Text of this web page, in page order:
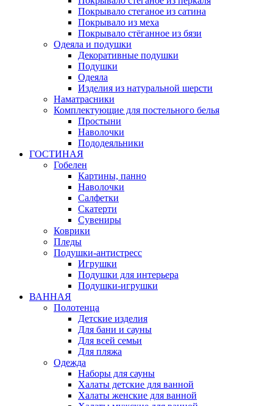
Покрывало стеганое из сатина
Покрывало из меха
Покрывало стёганное из бязи
Одеяла и подушки
Декоративные подушки
Подушки
Одеяла
Изделия из натуральной шерсти
Наматраcники
Комплектующие для постельного белья
Простыни
Наволочки
Пододеяльники
ГОСТИНАЯ
Гобелен
Картины, панно
Наволочки
Салфетки
Скатерти
Сувениры
Коврики
Пледы
Подушки-антистресс
Игрушки
Подушки для интерьера
Подушки-игрушки
ВАННАЯ
Полотенца
Детские изделия
Для бани и сауны
Для всей семьи
Для пляжа
Одежда
Наборы для сауны
Халаты детские для ванной
Халаты женские для ванной